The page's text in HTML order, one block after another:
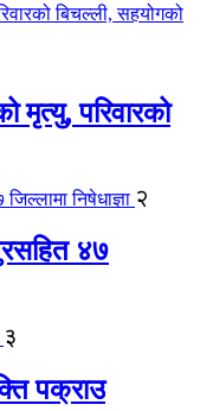
मृत्यु, परिवारको
२
४७
३
पक्राउ